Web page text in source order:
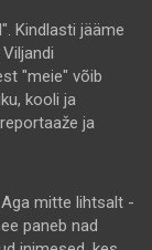
Kindlasti jääme
"meie" võib
kooli ja
ja
mitte lihtsalt -
paneb nad